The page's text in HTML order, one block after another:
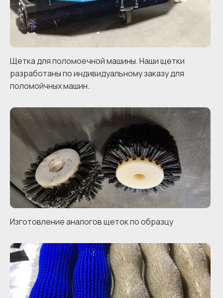
Щетка для поломоечной машины. Наши щетки
разработаны по индивидуальному заказу для
поломойчных машин.
Изготовление аналогов щеток по образцу